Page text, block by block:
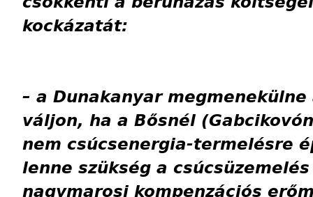
kockázatát:
– a Dunakanyar
váljon, ha a Bősnél
nem csúcsenergia-termelésre
lenne szükség a
nagymarosi kompenzációs